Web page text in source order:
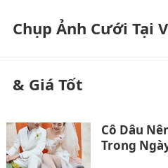
Chụp Ảnh Cưới Tại
& Giá Tốt
Cô Dâu
Trong